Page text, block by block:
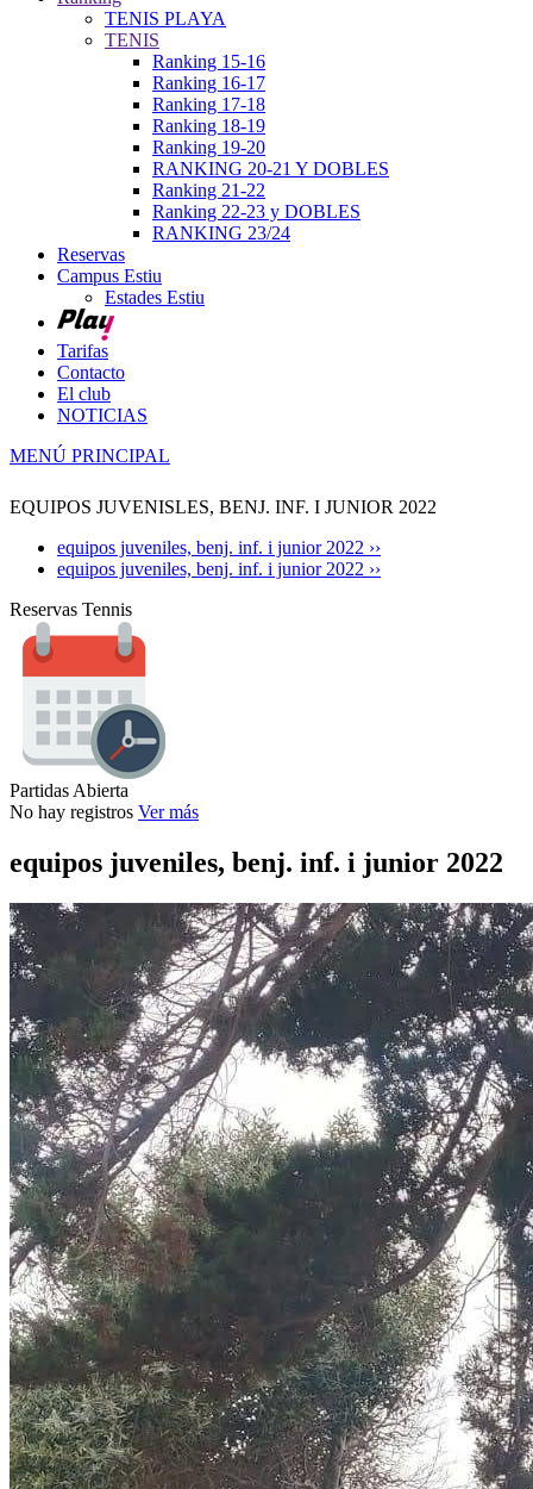
TENIS PLAYA
TENIS
Ranking 15-16
Ranking 16-17
Ranking 17-18
Ranking 18-19
Ranking 19-20
RANKING 20-21 Y DOBLES
Ranking 21-22
Ranking 22-23 y DOBLES
RANKING 23/24
Reservas
Campus Estiu
Estades Estiu
Tarifas
Contacto
El club
NOTICIAS
MENÚ PRINCIPAL
EQUIPOS JUVENISLES, BENJ. INF. I JUNIOR 2022
equipos juveniles, benj. inf. i junior 2022 ››
equipos juveniles, benj. inf. i junior 2022 ››
Reservas Tennis
Partidas Abierta
No hay registros Ver más
equipos juveniles, benj. inf. i junior 2022